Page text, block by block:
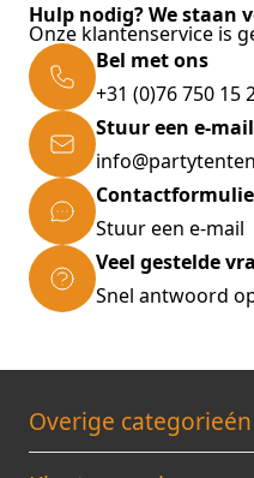
Hulp nodig? We staan
Onze klantenservice is
Bel met ons
+31 (0)76 750 15
Stuur een e-mail
Stuur een e-mail
Veel gestelde
Snel antwoord
Overige categorieén